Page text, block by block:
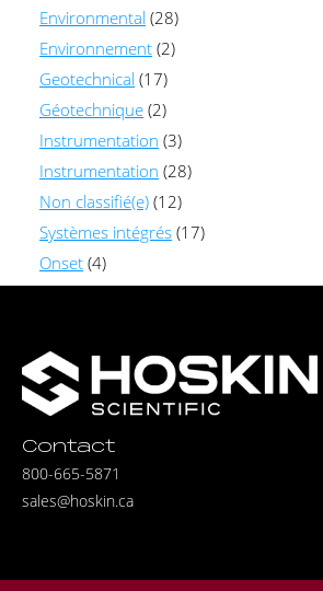
Environmental (28)
Environnement (2)
Geotechnical (17)
Géotechnique (2)
Instrumentation (3)
Instrumentation (28)
Non classifié(e) (12)
Systèmes intégrés (17)
Onset (4)
Contact
800-665-5871
sales@hoskin.ca